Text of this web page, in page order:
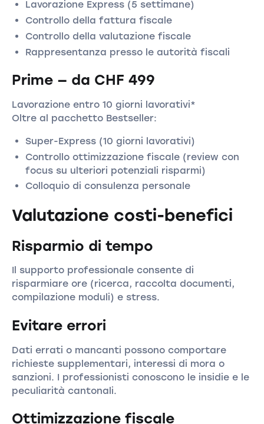
Lavorazione Express (5 settimane)
Controllo della fattura fiscale
Controllo della valutazione fiscale
Rappresentanza presso le autorità fiscali
Prime — da CHF 499
Lavorazione entro 10 giorni lavorativi*
Oltre al pacchetto Bestseller:
Super-Express (10 giorni lavorativi)
Controllo ottimizzazione fiscale (review con
focus su ulteriori potenziali risparmi)
Colloquio di consulenza personale
Valutazione costi-benefici
Risparmio di tempo
Il supporto professionale consente di
risparmiare ore (ricerca, raccolta documenti,
compilazione moduli) e stress.
Evitare errori
Dati errati o mancanti possono comportare
richieste supplementari, interessi di mora o
sanzioni. I professionisti conoscono le insidie e le
peculiarità cantonali.
Ottimizzazione fiscale